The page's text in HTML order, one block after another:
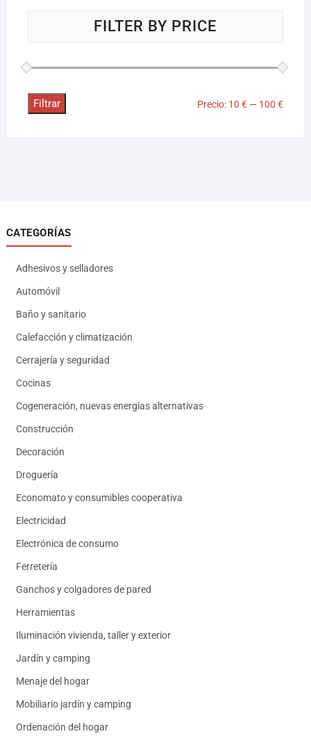
FILTER BY PRICE
Filtrar Precio: 10 € — 100 €
CATEGORÍAS
Adhesivos y selladores
Automóvil
Baño y sanitario
Calefacción y climatización
Cerrajería y seguridad
Cocinas
Cogeneración, nuevas energías alternativas
Construcción
Decoración
Droguería
Economato y consumibles cooperativa
Electricidad
Electrónica de consumo
Ferretería
Ganchos y colgadores de pared
Herramientas
Iluminación vivienda, taller y exterior
Jardín y camping
Menaje del hogar
Mobiliario jardín y camping
Ordenación del hogar